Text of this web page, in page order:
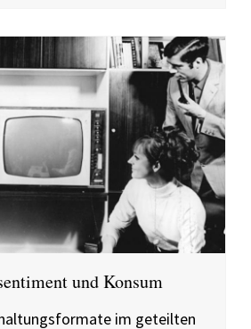
und Konsum
im geteilten